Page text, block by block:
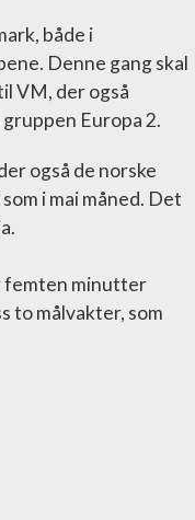
både i
Denne gang skal
VM, der også
Europa 2.
også de norske
i mai måned. Det
femten minutter
to målvakter, som